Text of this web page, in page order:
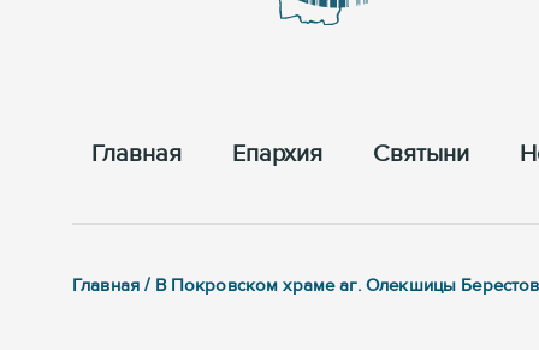
Главная Епархия Cвятыни
Главная / В Покровском храме аг. Олекшицы